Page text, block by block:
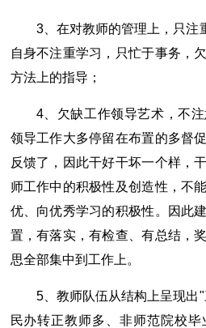
3、在对教师的管理上，只注
自身不注重学习，只忙于事务，
方法上的指导；
4、欠缺工作领导艺术，不
领导工作大多停留在布置的多督
反馈了，因此干好干坏一个样，
师工作中的积极性及创造性，不
优、向优秀学习的积极性。因此
置，有落实，有检查、有总结，
思全部集中到工作上。
5、教师队伍从结构上呈现出
民办转正教师多、非师范院校